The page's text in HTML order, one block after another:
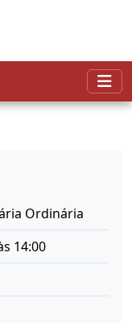
Ordinária
14:00